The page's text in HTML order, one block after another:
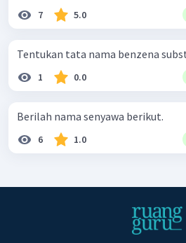
7 5.0
Tentukan tata nama benzena
1 0.0
Berilah nama senyawa berikut.
6 1.0